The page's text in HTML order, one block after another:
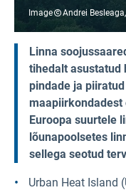
Image
Andrei
Linna
tihedalt asustatud
pindade ja
maapiirkondadest
Euroopa suurtele
lõunapoolsetes
sellega seotud
Urban Heat Island